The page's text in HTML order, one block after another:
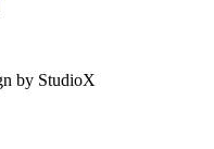
by StudioX